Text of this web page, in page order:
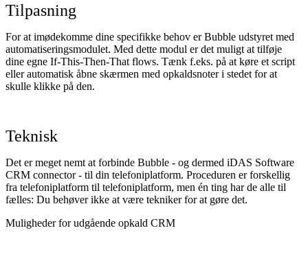
Tilpasning
For at imødekomme dine specifikke behov er Bubble udstyret med
automatiseringsmodulet. Med dette modul er det muligt at tilføje
dine egne If-This-Then-That flows. Tænk f.eks. på at køre et script
eller automatisk åbne skærmen med opkaldsnoter i stedet for at
skulle klikke på den.
Teknisk
Det er meget nemt at forbinde Bubble - og dermed iDAS Software
CRM connector - til din telefoniplatform. Proceduren er forskellig
fra telefoniplatform til telefoniplatform, men én ting har de alle til
fælles: Du behøver ikke at være tekniker for at gøre det.
Muligheder for udgående opkald CRM